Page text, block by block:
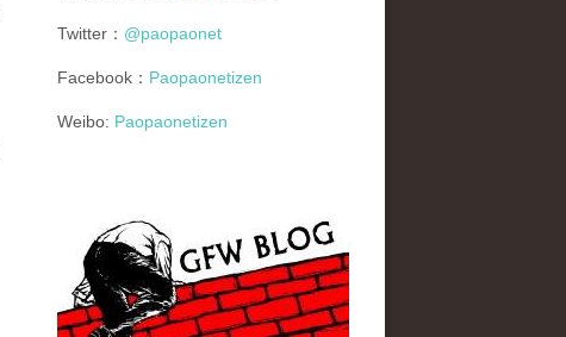
Twitter： @paopaonet
Facebook： Paopaonetizen
Weibo: Paopaonetizen
gfw_blog_small.jpg